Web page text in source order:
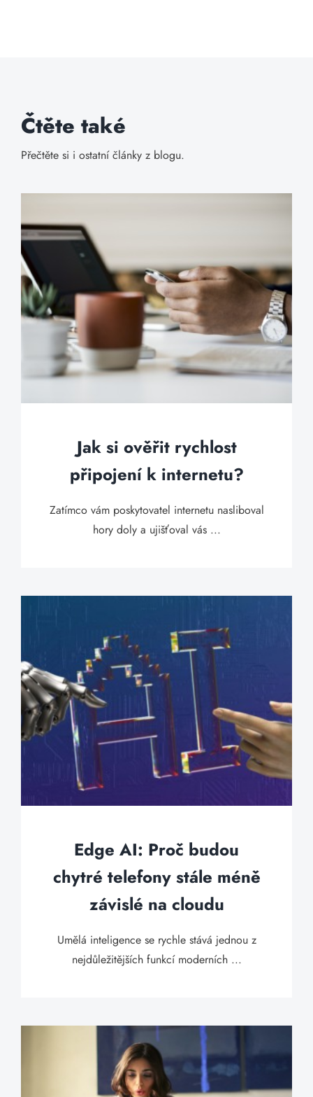
Čtěte také
Přečtěte si i ostatní články z blogu.
Jak si ověřit rychlost
připojení k internetu?
Zatímco vám poskytovatel internetu nasliboval
hory doly a ujišťoval vás ...
Edge AI: Proč budou
chytré telefony stále méně
závislé na cloudu
Umělá inteligence se rychle stává jednou z
nejdůležitějších funkcí moderních ...